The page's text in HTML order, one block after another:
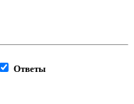
Ответы